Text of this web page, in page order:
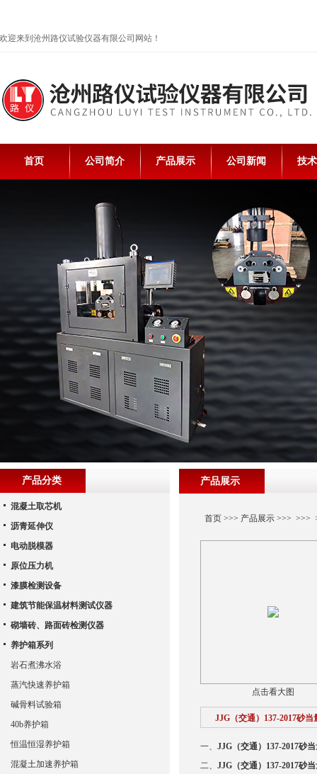
欢迎来到沧州路仪试验仪器有限公司网站！
首页 公司简介 产品展示 公司新闻 技
产品展示
首页>>> 产品展示>>> >>>
点击看大图
JJG（交通）137-2017砂
一、 JJG（交通）137-2017砂
二、 JJG（交通）137-2017砂
产品分类
混凝土取芯机
沥青延伸仪
电动脱模器
原位压力机
漆膜检测设备
建筑节能保温材料测试仪器
砌墙砖、路面砖检测仪器
养护箱系列
岩石煮沸水浴
蒸汽快速养护箱
碱骨料试验箱
40b养护箱
恒温恒湿养护箱
混凝土加速养护箱